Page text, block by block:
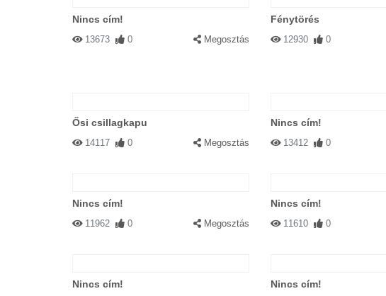
Nincs cím!
13673 0 Megosztás
Fénytörés
12930 0
Ősi csillagkapu
14117 0 Megosztás
Nincs cím!
13412 0
Nincs cím!
11962 0 Megosztás
Nincs cím!
11610 0
Nincs cím! Nincs cím!